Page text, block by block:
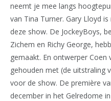
neemt je mee langs
van Tina Turner. Gary Lloyd
deze show. De JockeyBoys,
Zichem en Richy George,
gemaakt. En ontwerper
gehouden met (de uitstraling
voor de show. De première
december in het Gelredome